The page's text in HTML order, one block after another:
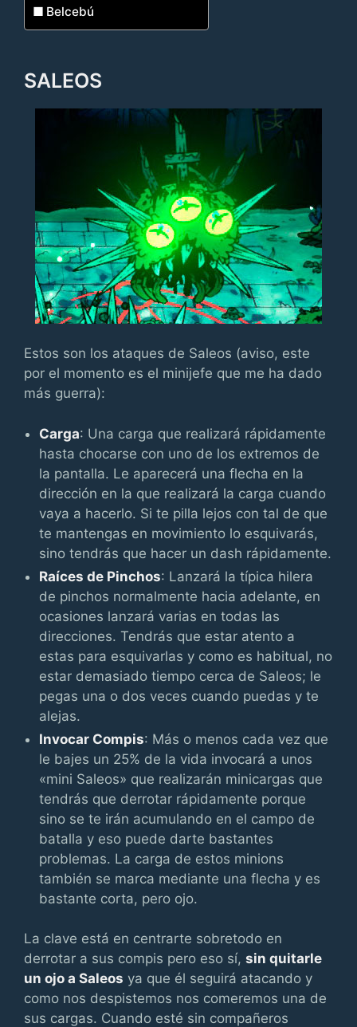
Belcebú
SALEOS
Estos son los ataques de Saleos (aviso, este
por el momento es el minijefe que me ha dado
más guerra):
Carga: Una carga que realizará rápidamente
hasta chocarse con uno de los extremos de
la pantalla. Le aparecerá una flecha en la
dirección en la que realizará la carga cuando
vaya a hacerlo. Si te pilla lejos con tal de que
te mantengas en movimiento lo esquivarás,
sino tendrás que hacer un dash rápidamente.
Raíces de Pinchos: Lanzará la típica hilera
de pinchos normalmente hacia adelante, en
ocasiones lanzará varias en todas las
direcciones. Tendrás que estar atento a
estas para esquivarlas y como es habitual, no
estar demasiado tiempo cerca de Saleos; le
pegas una o dos veces cuando puedas y te
alejas.
Invocar Compis: Más o menos cada vez que
le bajes un 25% de la vida invocará a unos
«mini Saleos» que realizarán minicargas que
tendrás que derrotar rápidamente porque
sino se te irán acumulando en el campo de
batalla y eso puede darte bastantes
problemas. La carga de estos minions
también se marca mediante una flecha y es
bastante corta, pero ojo.
La clave está en centrarte sobretodo en
derrotar a sus compis pero eso sí, sin quitarle
un ojo a Saleos ya que él seguirá atacando y
como nos despistemos nos comeremos una de
sus cargas. Cuando esté sin compañeros